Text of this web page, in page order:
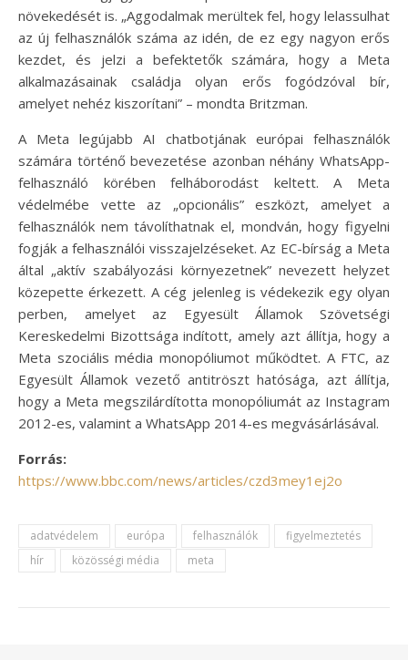
növekedését is. „Aggodalmak merültek fel, hogy lelassulhat
az új felhasználók száma az idén, de ez egy nagyon erős
kezdet, és jelzi a befektetők számára, hogy a Meta
alkalmazásainak családja olyan erős fogódzóval bír,
amelyet nehéz kiszorítani” – mondta Britzman.
A Meta legújabb AI chatbotjának európai felhasználók
számára történő bevezetése azonban néhány WhatsApp-
felhasználó körében felháborodást keltett. A Meta
védelmébe vette az „opcionális” eszközt, amelyet a
felhasználók nem távolíthatnak el, mondván, hogy figyelni
fogják a felhasználói visszajelzéseket. Az EC-bírság a Meta
által „aktív szabályozási környezetnek” nevezett helyzet
közepette érkezett. A cég jelenleg is védekezik egy olyan
perben, amelyet az Egyesült Államok Szövetségi
Kereskedelmi Bizottsága indított, amely azt állítja, hogy a
Meta szociális média monopóliumot működtet. A FTC, az
Egyesült Államok vezető antitröszt hatósága, azt állítja,
hogy a Meta megszilárdította monopóliumát az Instagram
2012-es, valamint a WhatsApp 2014-es megvásárlásával.
Forrás:
https://www.bbc.com/news/articles/czd3mey1ej2o
adatvédelem európa felhasználók
figyelmeztetés
hír
közösségi média meta